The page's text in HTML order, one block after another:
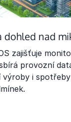
dohled nad
zajišťuje
provozní
výroby i